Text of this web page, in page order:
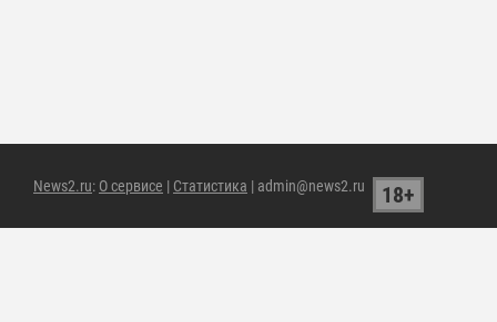
News2.ru: О сервисе | Статистика | admin@news2.ru 18+